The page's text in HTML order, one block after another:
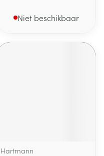
Niet beschikbaar
Hartmann